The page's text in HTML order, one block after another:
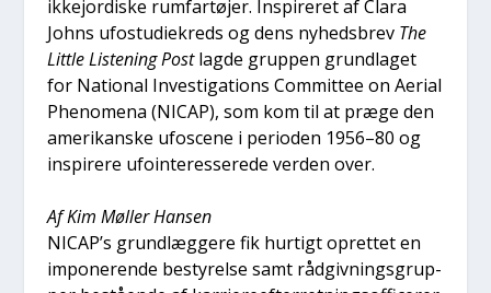
ikkejor­di­ske rum­far­tø­jer. Inspi­re­ret af Cla­ra
Johns ufostu­di­e­kreds og dens nyheds­brev The
Litt­le Liste­ning Postlag­de grup­pen grund­la­get
for Natio­nal Inve­sti­ga­tions Com­mit­tee on Aeri­al
Pheno­me­na (NICAP), som kom til at præ­ge den
ame­ri­kan­ske ufos­ce­ne i peri­o­den 1956–80 og
inspi­re­re ufo­in­ter­es­se­re­de ver­den over.
Af Kim Møl­ler Han­sen
NICAP’s grund­læg­ge­re fik hur­tigt opret­tet en
impo­ne­ren­de besty­rel­se samt råd­giv­nings­grup­